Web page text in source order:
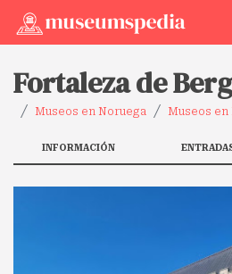
Fortaleza de
Museos en Noruega Museos
INFORMACIÓN